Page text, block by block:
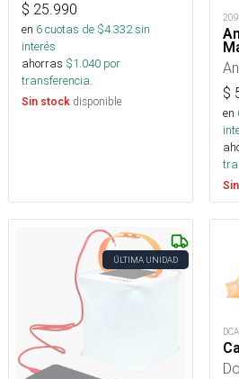
$ 25.990
en 6cuotas de $4.332sin
interés
ahorras $1.040 por
transferencia.
Sin stock disponible $
en
ÚLTIMA UNIDAD